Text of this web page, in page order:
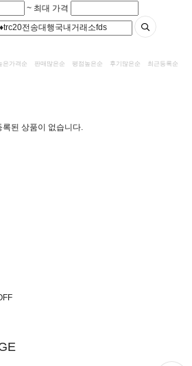
~ 최대 가격
은가격순 판매많은순 평점높은순 후기많은순 최근등록순
록된 상품이 없습니다.